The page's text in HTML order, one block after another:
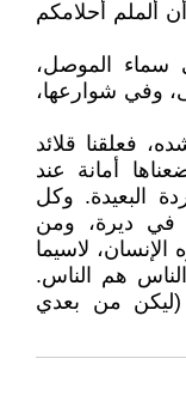
ألملم أحلامكم
سماء الموصل،
وفي شوارعها،
فعلقنا قلائد
أمانة عند
البعيدة. وكل
في ديرة، ومن
لاسيما
هم الناس.
(ليكن من بعدي